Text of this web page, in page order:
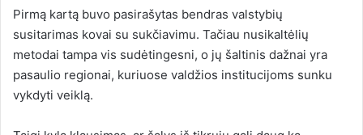
Pirmą kartą buvo pasirašytas bendras valstybių
susitarimas kovai su sukčiavimu. Tačiau nusikaltėlių
metodai tampa vis sudėtingesni, o jų šaltinis dažnai yra
pasaulio regionai, kuriuose valdžios institucijoms sunku
vykdyti veiklą.